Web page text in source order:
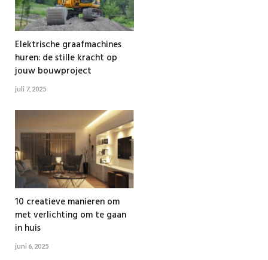
Elektrische graafmachines
huren: de stille kracht op
jouw bouwproject
juli 7, 2025
10 creatieve manieren om
met verlichting om te gaan
in huis
juni 6, 2025